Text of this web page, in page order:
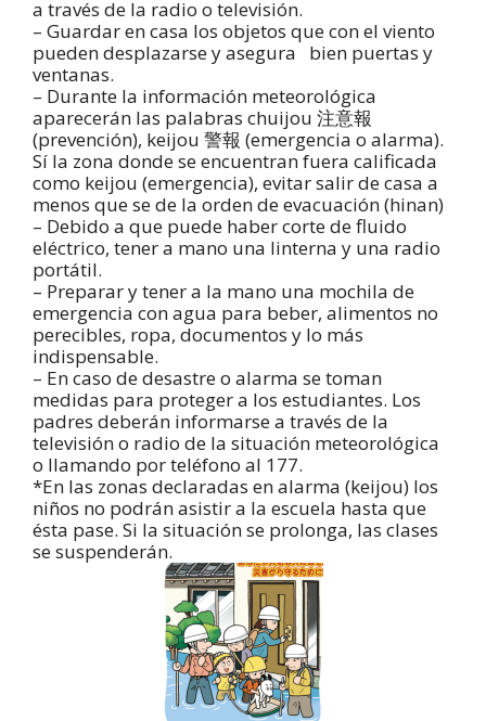
a través de la radio o televisión.
– Guardar en casa los objetos que con el viento
pueden desplazarse y asegura bien puertas y
ventanas.
– Durante la información meteorológica
aparecerán las palabras chuijou 注意報
(prevención), keijou 警報 (emergencia o alarma).
Sí la zona donde se encuentran fuera calificada
como keijou (emergencia), evitar salir de casa a
menos que se de la orden de evacuación (hinan)
– Debido a que puede haber corte de fluido
eléctrico, tener a mano una linterna y una radio
portátil.
– Preparar y tener a la mano una mochila de
emergencia con agua para beber, alimentos no
perecibles, ropa, documentos y lo más
indispensable.
– En caso de desastre o alarma se toman
medidas para proteger a los estudiantes. Los
padres deberán informarse a través de la
televisión o radio de la situación meteorológica
o llamando por teléfono al 177.
*En las zonas declaradas en alarma (keijou) los
niños no podrán asistir a la escuela hasta que
ésta pase. Si la situación se prolonga, las clases
se suspenderán.